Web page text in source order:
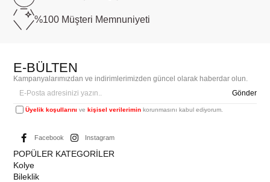
%100 Müşteri Memnuniyeti
E-BÜLTEN
Kampanyalarımızdan ve indirimlerimizden güncel olarak haberdar olun.
Gönder
Üyelik koşullarını vekişisel verilerimin korunmasını kabul ediyorum.
Facebook Instagram
POPÜLER KATEGORİLER
Kolye
Bileklik